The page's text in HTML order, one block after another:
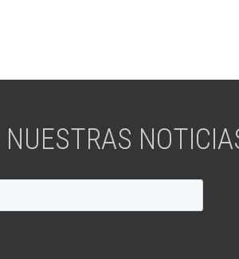
NUESTRAS